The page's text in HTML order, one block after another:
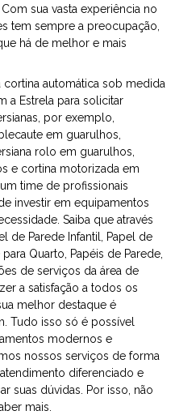
sua vasta experiência no
tem sempre a preocupação,
há de melhor e mais
automática sob medida
a Estrela para solicitar
por exemplo,
em guarulhos,
rolo em guarulhos,
e cortina motorizada em
time de profissionais
investir em equipamentos
Saiba que através
de Parede Infantil, Papel de
Quarto, Papéis de Parede,
de serviços da área de
a satisfação a todos os
melhor destaque é
Tudo isso só é possível
modernos e
nossos serviços de forma
diferenciado e
suas dúvidas. Por isso, não
mais.